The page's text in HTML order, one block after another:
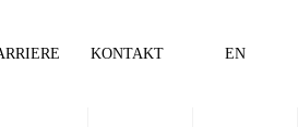
EN
KONTAKT